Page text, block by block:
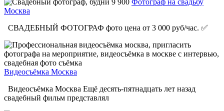
Москва
СВАДЕБНЫЙ ФОТОГРАФ фото цена от 3 000 руб/час. ✅
Видеосъёмка Москва
Видеосъёмка Москва Ещё десять-пятнадцать лет назад
свадебный фильм представлял